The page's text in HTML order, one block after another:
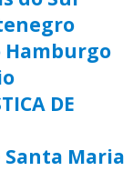
Hamburgo
DE
Maria